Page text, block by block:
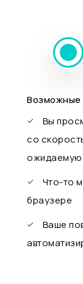
Возможные
Вы
со
ожидаемую
Что-то
браузере
Ваше